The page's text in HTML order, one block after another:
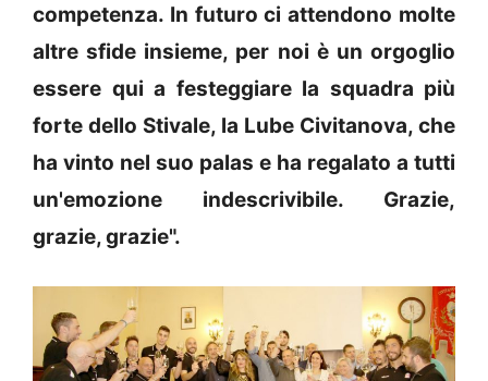
competenza. In futuro ci attendono molte
altre sfide insieme, per noi è un orgoglio
essere qui a festeggiare la squadra più
forte dello Stivale, la Lube Civitanova, che
ha vinto nel suo palas e ha regalato a tutti
un'emozione indescrivibile. Grazie,
grazie, grazie".